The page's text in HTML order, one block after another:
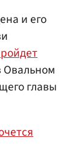
и его
Овальном
главы